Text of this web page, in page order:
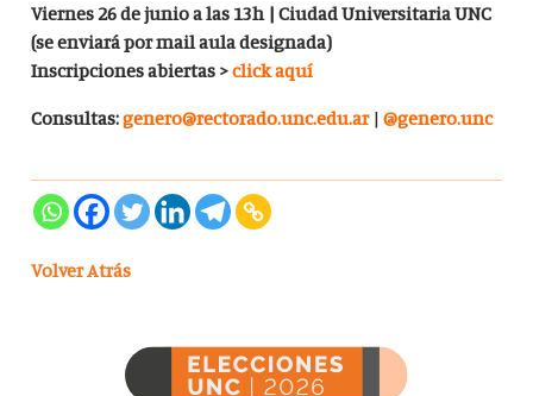
Viernes 26 de junio a las 13h | Ciudad Universitaria UNC
(se enviará por mail aula designada)
Inscripciones abiertas >click aquí
Consultas:genero@rectorado.unc.edu.ar|@genero.unc
Volver Atrás